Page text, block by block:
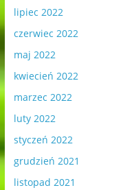
lipiec 2022
czerwiec 2022
maj 2022
kwiecień 2022
marzec 2022
luty 2022
styczeń 2022
grudzień 2021
listopad 2021